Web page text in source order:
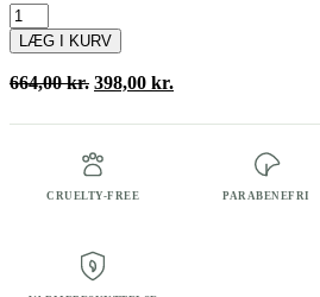
Kevin
Murphy
Smooth
Moves
antal
LÆG I KURV
664,00kr. Den
pris
664,00 kr..
398,00 kr.
pris
398,00 kr..
CRUELTY-FREE PARABENEFRI